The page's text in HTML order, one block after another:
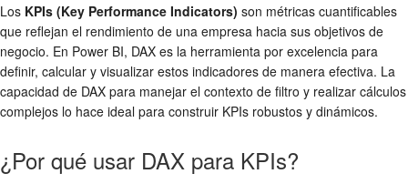
Los KPIs (Key Performance Indicators) son métricas cuantificables
que reflejan el rendimiento de una empresa hacia sus objetivos de
negocio. En Power BI, DAX es la herramienta por excelencia para
definir, calcular y visualizar estos indicadores de manera efectiva. La
capacidad de DAX para manejar el contexto de filtro y realizar cálculos
complejos lo hace ideal para construir KPIs robustos y dinámicos.
¿Por qué usar DAX para KPIs?